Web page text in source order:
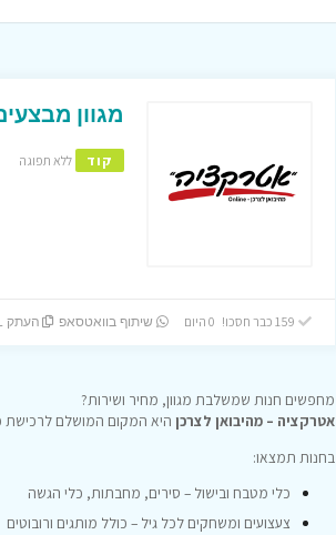
מגוון
קוד ללא תפוגה
שיתוף בוואטסאפ העתק URL
מחפשים חנות שמשלבת מגוון, מחיר ושירות?
אטרקציה – מהיבואן לצרכן היא המקום המושלם לרכישת
בחנות תמצאו:
כלי מטבח ובישול – סירים, מחבתות, כלי הגשה
צעצועים ומשחקים לכל גיל – כולל מותגים ורובוטים